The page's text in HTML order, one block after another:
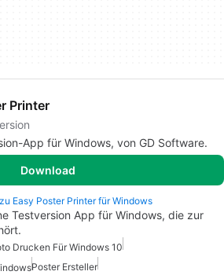
Printer
App für Windows, von GD Software.
Download
Easy Poster Printer für Windows
Testversion App für Windows, die zur
Drucken Für Windows 10
Poster Ersteller